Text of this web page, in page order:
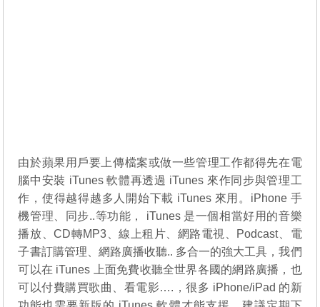
由於蘋果用戶要上傳檔案或做一些管理工作都得先在電
腦中安裝 iTunes 軟體再透過 iTunes 來作同步與管理工
作，使得越得越多人開始下載 iTunes 來用。iPhone 手
機管理、同步..等功能， iTunes 是一個相當好用的音樂
播放、CD轉MP3、線上租片、網路電視、Podcast、電
子書訂購管理、網路廣播收聽.. 多合一的強大工具，我們
可以在 iTunes 上面免費收聽全世界各國的網路廣播，也
可以付費購買歌曲、看電影….，很多 iPhone/iPad 的新